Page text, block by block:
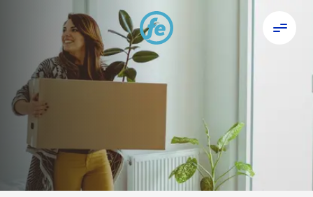
Ремонт дома
Воплоти мечты в жизнь с займом на
ремонт